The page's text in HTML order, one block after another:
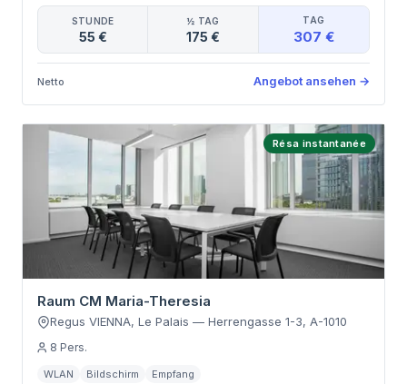
STUNDE
55 €
½ TAG
175 €
TAG
307 €
Netto Angebot ansehen →
Résa instantanée
Raum CM Maria-Theresia
Regus VIENNA, Le Palais — Herrengasse 1-3, A-1010
8 Pers.
WLAN Bildschirm Empfang